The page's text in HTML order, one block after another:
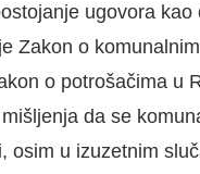
ugovora kao
Zakon o komunalnim
o potrošačima u
da se
osim u izuzetnim